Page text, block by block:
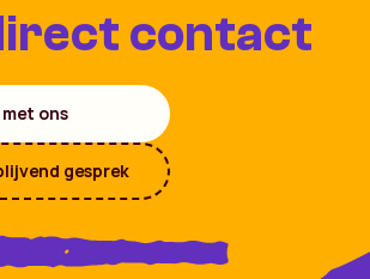
contact
ons
gesprek